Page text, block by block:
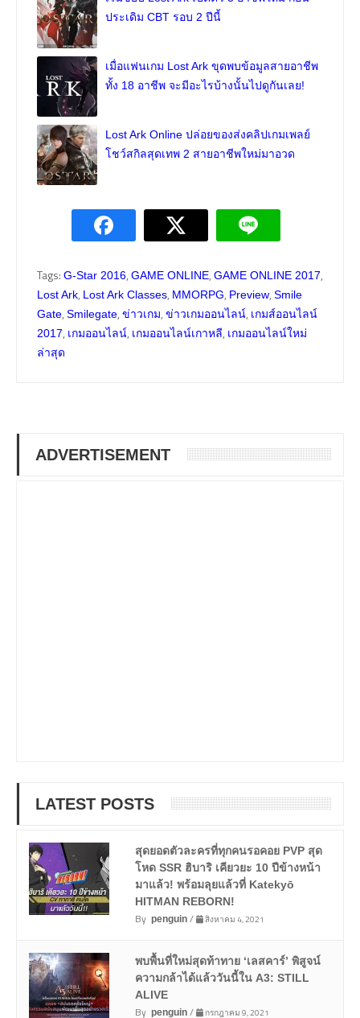
ประเดิม CBT รอบ 2 ปีนี้
เมื่อแฟนเกม Lost Ark ขุดพบข้อมูลสายอาชีพ
ทั้ง 18 อาชีพ จะมีอะไรบ้างนั้นไปดูกันเลย!
Lost Ark Online ปล่อยของส่งคลิปเกมเพลย์
โชว์สกิลสุดเทพ 2 สายอาชีพใหม่มาอวด
Tags: G-Star 2016, GAME ONLINE, GAME ONLINE 2017,
Lost Ark, Lost Ark Classes, MMORPG, Preview, Smile
Gate, Smilegate, ข่าวเกม, ข่าวเกมออนไลน์, เกมส์ออนไลน์
2017, เกมออนไลน์, เกมออนไลน์เกาหลี, เกมออนไลน์ใหม่
ล่าสุด
ADVERTISEMENT
LATEST POSTS
สุดยอดตัวละครที่ทุกคนรอคอย PVP สุด
โหด SSR ฮิบาริ เคียวยะ 10 ปีข้างหน้า
มาแล้ว! พร้อมลุยแล้วที่ Katekyō
HITMAN REBORN!
By penguin/ สิงหาคม 4, 2021
พบพื้นที่ใหม่สุดท้าทาย ‘เลสคาร์’ พิสูจน์
ความกล้าได้แล้ววันนี้ใน A3: STILL
ALIVE
By penguin/ กรกฎาคม 9, 2021